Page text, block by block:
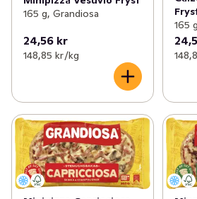
165 g, Grandiosa
24,56 kr
148,85 kr /kg
165